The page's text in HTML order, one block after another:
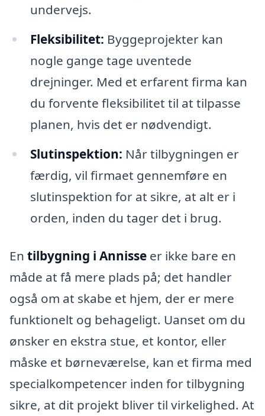
undervejs.
Fleksibilitet: Byggeprojekter kan
nogle gange tage uventede
drejninger. Med et erfarent firma kan
du forvente fleksibilitet til at tilpasse
planen, hvis det er nødvendigt.
Slutinspektion: Når tilbygningen er
færdig, vil firmaet gennemføre en
slutinspektion for at sikre, at alt er i
orden, inden du tager det i brug.
En tilbygning i Annisse er ikke bare en
måde at få mere plads på; det handler
også om at skabe et hjem, der er mere
funktionelt og behageligt. Uanset om du
ønsker en ekstra stue, et kontor, eller
måske et børneværelse, kan et firma med
specialkompetencer inden for tilbygning
sikre, at dit projekt bliver til virkelighed. At